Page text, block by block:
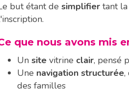
but étant de simplifier tant
que nous avons mis
Un site vitrine clair, pensé
Une navigation structurée,
des familles